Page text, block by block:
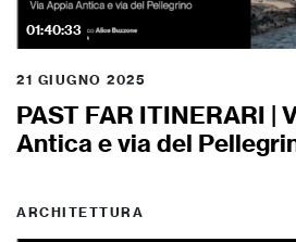
01:40:33
21 GIUGNO 2025
PAST FAR ITINERARI |
Antica e via del
ARCHITETTURA